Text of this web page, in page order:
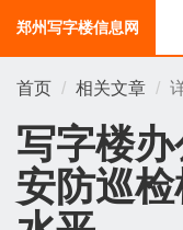
郑州写字楼信息网
首页 相关文章
写字楼
安防巡